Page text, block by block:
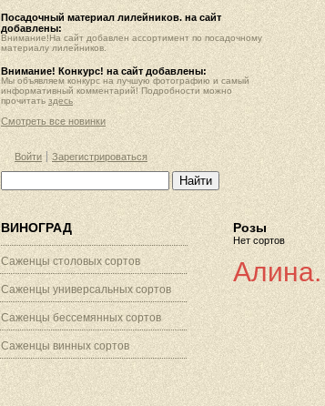
Посадочный материал лилейников. на сайт
добавлены:
Внимание!На сайт добавлен ассортимент по посадочному
материалу лилейников.
Внимание! Конкурс! на сайт добавлены:
Мы объявляем конкурс на лучшую фотографию и самый
информативный комментарий! Подробности можно
прочитать здесь
Смотреть все новинки
Войти Зарегистрироваться
ВИНОГРАД
Саженцы столовых сортов
Саженцы универсальных сортов
Саженцы бессемянных сортов
Саженцы винных сортов
Розы
Нет сортов
Алина.